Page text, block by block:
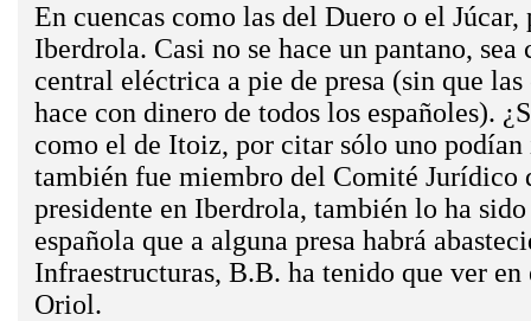
En cuencas como las del Duero o el
Iberdrola. Casi no se hace un pantano,
central eléctrica a pie de presa (sin que
hace con dinero de todos los españoles).
­como el de Itoiz, por citar sólo uno­
también fue miembro del Comité Jurídico
presidente en Iberdrola, también lo ha
española que a alguna presa habrá
Infraestructuras, B.B. ha tenido que ver
Oriol.